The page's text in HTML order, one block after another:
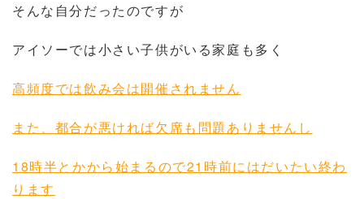
そんな自分だったのですが
アイソーでは小さい子供がいる家庭も多く
高頻度では飲み会は開催されません
また、都合が悪ければ欠席も問題ありませんし
18時半とかから始まるので21時前にはだいたい終わ
ります